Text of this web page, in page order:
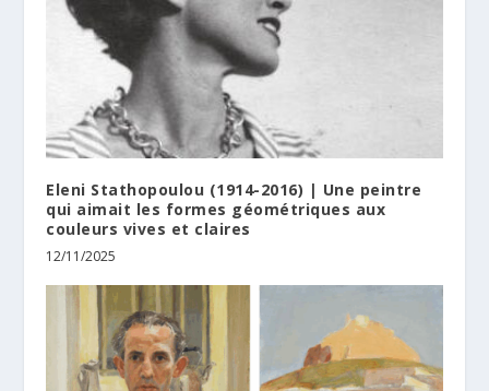
Eleni Stathopoulou (1914-2016) | Une peintre
qui aimait les formes géométriques aux
couleurs vives et claires
12/11/2025